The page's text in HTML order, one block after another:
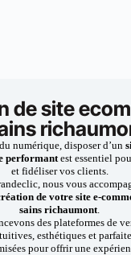
de site
numérique, disposer d’un
performantest essentiel
et fidéliser vos clients.
nous vous
de votre site e-
sains richaumont.
des plateformes de
esthétiques et
pour offrir une